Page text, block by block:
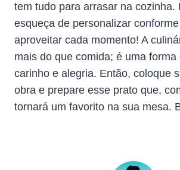
tem tudo para arrasar na cozinha.
esqueça de personalizar
aproveitar cada momento! A
mais do que comida; é uma
carinho e alegria. Então, coloque
obra e prepare esse prato que,
tornará um favorito na sua mesa.